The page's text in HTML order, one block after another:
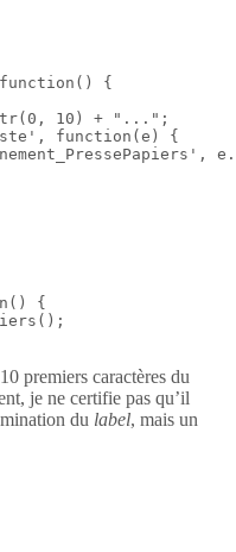
{
10) + "...";
function(e) {
{
premiers caractères du
je ne certifie pas qu’il
du label, mais un